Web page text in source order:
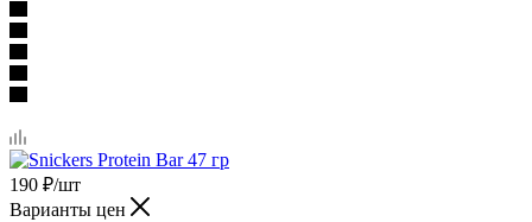
190 ₽/шт
Варианты цен